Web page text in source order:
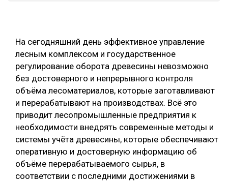
На сегодняшний день эффективное управление
лесным комплексом и государственное
регулирование оборота древесины невозможно
без достоверного и непрерывного контроля
объёма лесоматериалов, которые заготавливают
и перерабатывают на производствах. Всё это
приводит лесопромышленные предприятия к
необходимости внедрять современные методы и
системы учёта древесины, которые обеспечивают
оперативную и достоверную информацию об
объёме перерабатываемого сырья, в
соответствии с последними достижениями в